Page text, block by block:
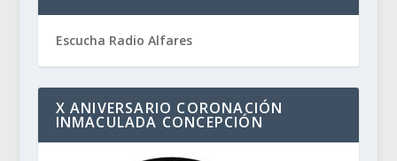
Escucha Radio Alfares
X ANIVERSARIO CORONACIÓN
INMACULADA CONCEPCIÓN